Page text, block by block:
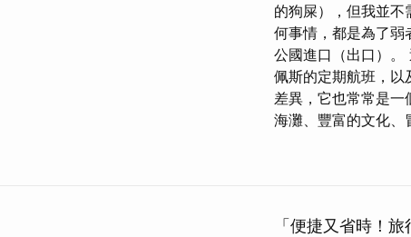
的狗屎），但我並
何事情，都是為了弱
公國進口（出口）。
佩斯的定期航班，以
差異，它也常常是
海灘、豐富的文化、
「便捷又省時！